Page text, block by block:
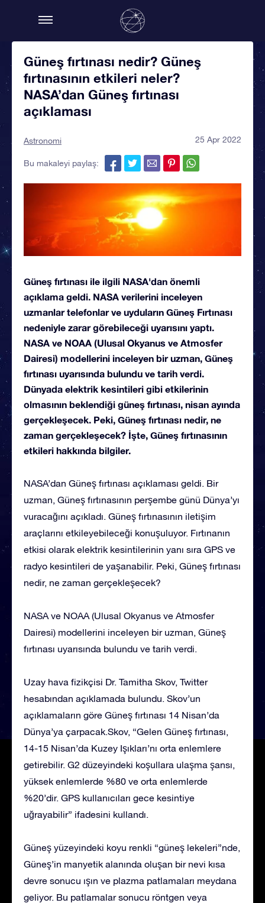
Güneş fırtınası nedir? Güneş
fırtınasının etkileri neler?
NASA’dan Güneş fırtınası
açıklaması
Astronomi 25 Apr 2022
Bu makaleyi paylaş:
Güneş fırtınası ile ilgili NASA'dan önemli
açıklama geldi. NASA verilerini inceleyen
uzmanlar telefonlar ve uyduların Güneş Fırtınası
nedeniyle zarar görebileceği uyarısını yaptı.
NASA ve NOAA (Ulusal Okyanus ve Atmosfer
Dairesi) modellerini inceleyen bir uzman, Güneş
fırtınası uyarısında bulundu ve tarih verdi.
Dünyada elektrik kesintileri gibi etkilerinin
olmasının beklendiği güneş fırtınası, nisan ayında
gerçekleşecek. Peki, Güneş fırtınası nedir, ne
zaman gerçekleşecek? İşte, Güneş fırtınasının
etkileri hakkında bilgiler.
NASA’dan Güneş fırtınası açıklaması geldi. Bir
uzman, Güneş fırtınasının perşembe günü Dünya’yı
vuracağını açıkladı. Güneş fırtınasının iletişim
araçlarını etkileyebileceği konuşuluyor. Fırtınanın
etkisi olarak elektrik kesintilerinin yanı sıra GPS ve
radyo kesintileri de yaşanabilir. Peki, Güneş fırtınası
nedir, ne zaman gerçekleşecek?
NASA ve NOAA (Ulusal Okyanus ve Atmosfer
Dairesi) modellerini inceleyen bir uzman, Güneş
fırtınası uyarısında bulundu ve tarih verdi.
Uzay hava fizikçisi Dr. Tamitha Skov, Twitter
hesabından açıklamada bulundu. Skov’un
açıklamaların göre Güneş fırtınası 14 Nisan’da
Dünya’ya çarpacak.Skov, “Gelen Güneş fırtınası,
14-15 Nisan’da Kuzey Işıkları’nı orta enlemlere
getirebilir. G2 düzeyindeki koşullara ulaşma şansı,
yüksek enlemlerde %80 ve orta enlemlerde
%20’dir. GPS kullanıcıları gece kesintiye
uğrayabilir” ifadesini kullandı.
Güneş yüzeyindeki koyu renkli “güneş lekeleri”nde,
Güneş’in manyetik alanında oluşan bir nevi kısa
devre sonucu ışın ve plazma patlamaları meydana
geliyor. Bu patlamalar sonucu röntgen veya